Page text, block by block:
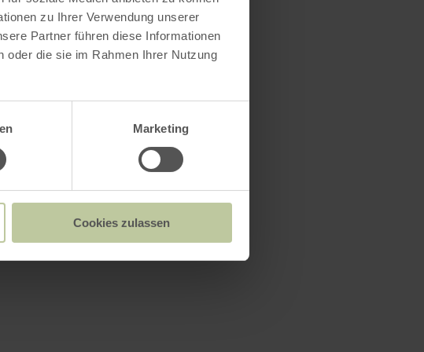
zu Ihrer Verwendung unserer
Partner führen diese Informationen
oder die sie im Rahmen Ihrer Nutzung
Marketing
Cookies zulassen